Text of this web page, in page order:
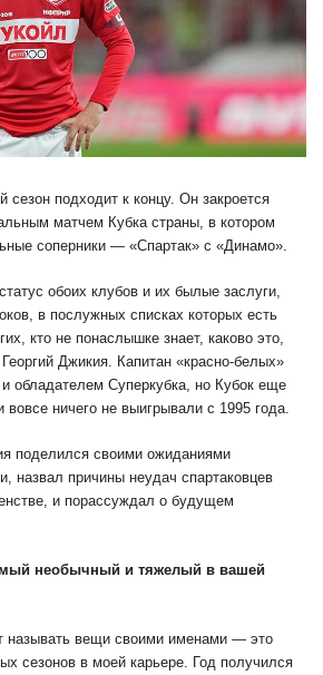
сезон подходит к концу. Он закроется
матчем Кубка страны, в котором
соперники — «Спартак» с «Динамо».
обоих клубов и их былые заслуги,
в послужных списках которых есть
кто не понаслышке знает, каково это,
Джикия. Капитан «красно-белых»
обладателем Суперкубка, но Кубок еще
ничего не выигрывали с 1995 года.
поделился своими ожиданиями
назвал причины неудач спартаковцев
и порассуждал о будущем
необычный и тяжелый в вашей
называть вещи своими именами — это
сезонов в моей карьере. Год получился